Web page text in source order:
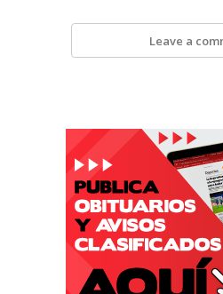
Leave a